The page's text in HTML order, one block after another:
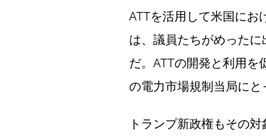
ATTを活用して米国にお
は、議員たちがめった
だ。ATTの開発と利用を
の電力市場規制当局にと
トランプ新政権もその